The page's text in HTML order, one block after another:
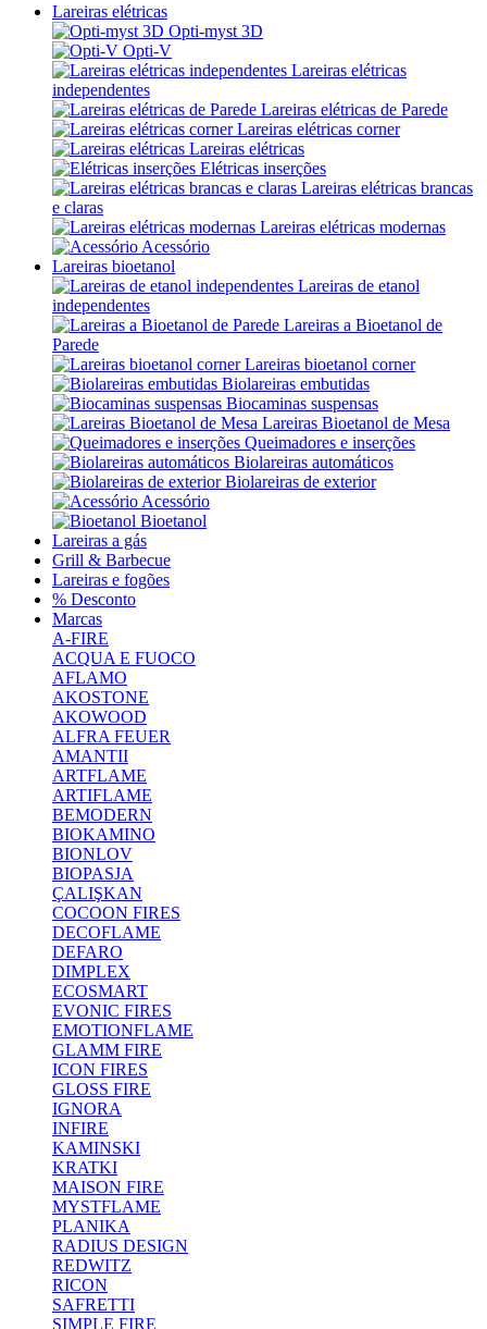
Lareiras elétricas
Opti-myst 3D
Opti-V
Lareiras elétricas
independentes
Lareiras elétricas de Parede
Lareiras elétricas corner
Lareiras elétricas
Elétricas inserções
Lareiras elétricas brancas
e claras
Lareiras elétricas modernas
Acessório
Lareiras bioetanol
Lareiras de etanol
independentes
Lareiras a Bioetanol de
Parede
Lareiras bioetanol corner
Biolareiras embutidas
Biocaminas suspensas
Lareiras Bioetanol de Mesa
Queimadores e inserções
Biolareiras automáticos
Biolareiras de exterior
Acessório
Bioetanol
Lareiras a gás
Grill & Barbecue
Lareiras e fogões
% Desconto
Marcas
A-FIRE
ACQUA E FUOCO
AFLAMO
AKOSTONE
AKOWOOD
ALFRA FEUER
AMANTII
ARTFLAME
ARTIFLAME
BEMODERN
BIOKAMINO
BIONLOV
BIOPASJA
ÇALIŞKAN
COCOON FIRES
DECOFLAME
DEFARO
DIMPLEX
ECOSMART
EVONIC FIRES
EMOTIONFLAME
GLAMM FIRE
ICON FIRES
GLOSS FIRE
IGNORA
INFIRE
KAMINSKI
KRATKI
MAISON FIRE
MYSTFLAME
PLANIKA
RADIUS DESIGN
REDWITZ
RICON
SAFRETTI
SIMPLE FIRE